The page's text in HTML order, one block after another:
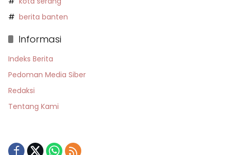
berita banten
Informasi
Indeks Berita
Pedoman Media Siber
Redaksi
Tentang Kami